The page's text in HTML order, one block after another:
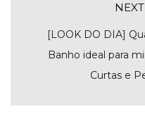
[LOOK DO DIA]
Banho ideal para
Curtas e